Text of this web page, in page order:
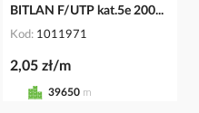
BITLAN F/UTP kat.5e 200...
Kod 1011971
2,05 zł/m
39650 m